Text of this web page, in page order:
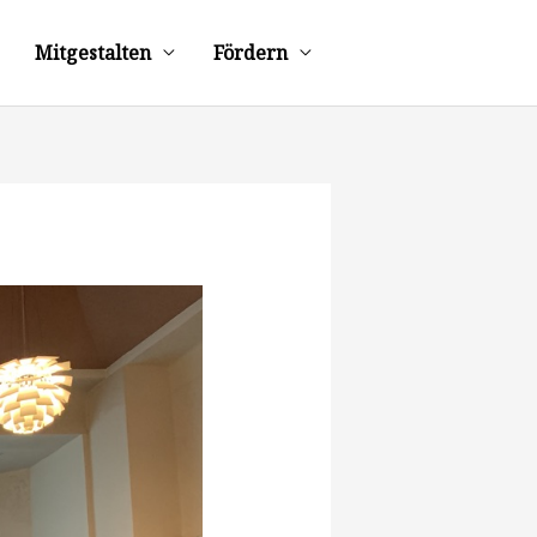
Mitgestalten Fördern